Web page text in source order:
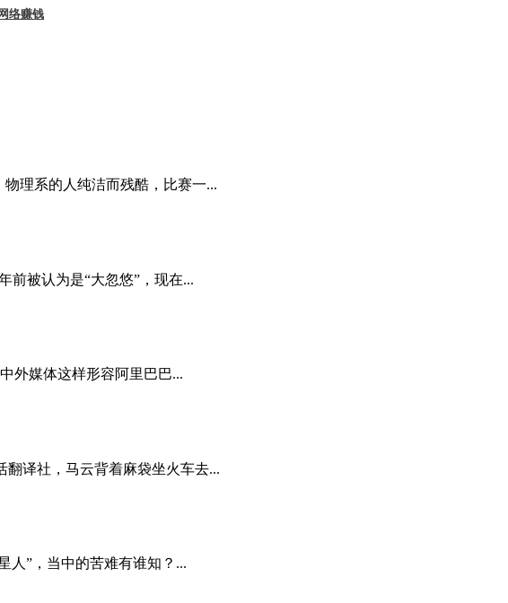
网络赚钱
理系的人纯洁而残酷，比赛一...
前被认为是“大忽悠”，现在...
外媒体这样形容阿里巴巴...
译社，马云背着麻袋坐火车去...
”，当中的苦难有谁知？...